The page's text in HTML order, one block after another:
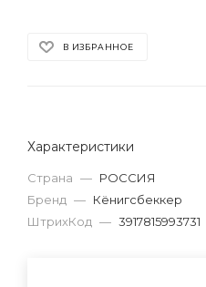
В ИЗБРАННОЕ
Характеристики
Страна — РОССИЯ
Бренд — Кёнигсбеккер
ШтрихКод — 3917815993731